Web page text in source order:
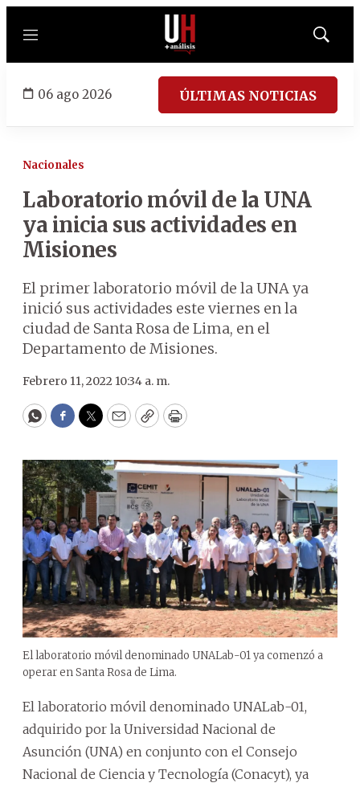
Menú
Mostrar
06 ago 2026 ÚLTIMAS NOTICIAS
Nacionales
Laboratorio móvil de la UNA
ya inicia sus actividades en
Misiones
El primer laboratorio móvil de la UNA ya
inició sus actividades este viernes en la
ciudad de Santa Rosa de Lima, en el
Departamento de Misiones.
Febrero 11, 2022 10:34 a. m.
WhatsApp
Facebook
Twitter
EmailCopyPrint
El laboratorio móvil denominado UNALab-01 ya comenzó a
operar en Santa Rosa de Lima.
El laboratorio móvil denominado UNALab-01,
adquirido por la Universidad Nacional de
Asunción (UNA) en conjunto con el Consejo
Nacional de Ciencia y Tecnología (Conacyt), ya